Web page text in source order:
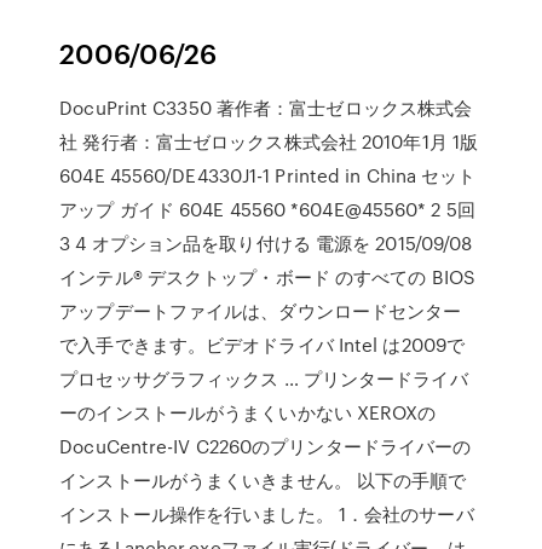
2006/06/26
DocuPrint C3350 著作者：富士ゼロックス株式会
社 発行者：富士ゼロックス株式会社 2010年1月 1版
604E 45560/DE4330J1-1 Printed in China セット
アップ ガイド 604E 45560 *604E@45560* 2 5回
3 4 オプション品を取り付ける 電源を 2015/09/08
インテル® デスクトップ・ボード のすべての BIOS
アップデートファイルは、ダウンロードセンター
で入手できます。ビデオドライバ Intel は2009で
プロセッサグラフィックス … プリンタードライバ
ーのインストールがうまくいかない XEROXの
DocuCentre-IV C2260のプリンタードライバーの
インストールがうまくいきません。 以下の手順で
インストール操作を行いました。 1．会社のサーバ